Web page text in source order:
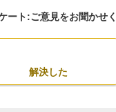
ート:ご意見をお聞かせ
解決した